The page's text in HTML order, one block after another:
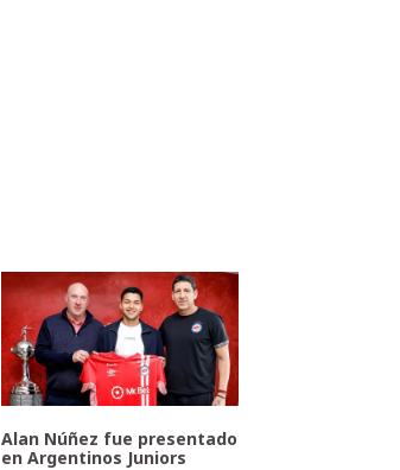
Alan Núñez fue presentado
en Argentinos Juniors